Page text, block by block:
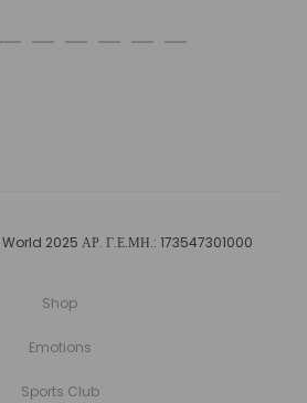
2025 ΑΡ. Γ.Ε.ΜΗ.: 173547301000
Shop
Emotions
Sports Club